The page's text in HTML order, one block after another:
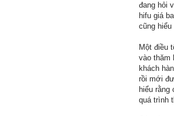
đang hỏi
hifu giá
cũng
Một điều
vào thăm
khách
rồi mới
hiểu
quá trình